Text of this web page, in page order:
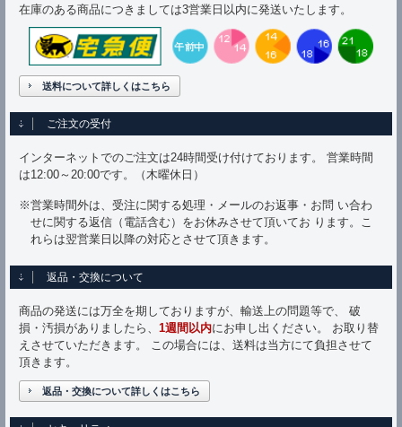
在庫のある商品につきましては3営業日以内に発送いたします。
送料について詳しくはこちら
ご注文の受付
インターネットでのご注文は24時間受け付けております。 営業時間
は12:00～20:00です。（木曜休日）
※営業時間外は、受注に関する処理・メールのお返事・お問 い合わ
せに関する返信（電話含む）をお休みさせて頂いてお ります。こ
れらは翌営業日以降の対応とさせて頂きます。
返品・交換について
商品の発送には万全を期しておりますが、輸送上の問題等で、 破
損・汚損がありましたら、 1週間以内にお申し出ください。 お取り替
えさせていただきます。 この場合には、送料は当方にて負担させて
頂きます。
返品・交換について詳しくはこちら